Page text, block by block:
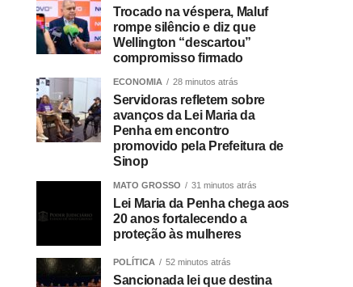
Trocado na véspera, Maluf
rompe silêncio e diz que
Wellington “descartou”
compromisso firmado
ECONOMIA 28 minutos atrás
Servidoras refletem sobre
avanços da Lei Maria da
Penha em encontro
promovido pela Prefeitura de
Sinop
MATO GROSSO 31 minutos atrás
Lei Maria da Penha chega aos
20 anos fortalecendo a
proteção às mulheres
POLÍTICA 52 minutos atrás
Sancionada lei que destina